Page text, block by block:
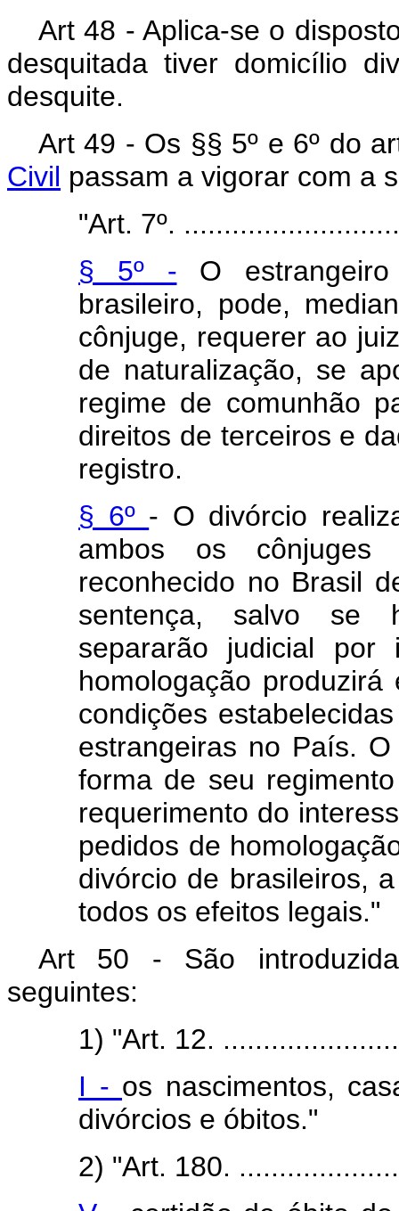
Art 48 - Aplica-se o
desquitada tiver domicílio
desquite.
Art 49 - Os §§ 5º e 6º do
Civil passam a vigorar com a
"Art. 7º.
§ 5º - O
brasileiro, pode,
cônjuge, requerer ao
de naturalização, se
regime de comunhão
direitos de terceiros e
registro.
§ 6º - O divórcio
ambos os cônjuges
reconhecido no Brasil
sentença, salvo se
separarão judicial
homologação
condições
estrangeiras no País.
forma de seu
requerimento do
pedidos de
divórcio de brasileiros,
todos os efeitos legais."
Art 50 - São
seguintes:
1) "Art. 12.
I - os nascimentos,
divórcios e óbitos."
2) "Art. 180.